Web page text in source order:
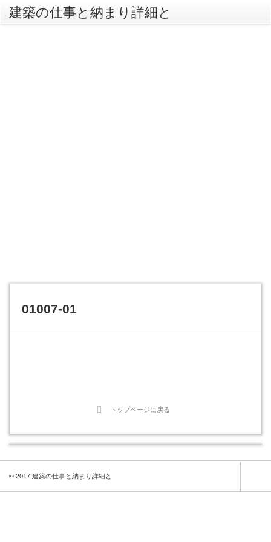
建築の仕事と納まり詳細と
01007-01
トップページに戻る
© 2017 建築の仕事と納まり詳細と